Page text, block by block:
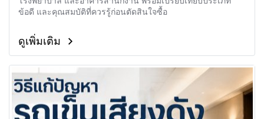
ข้อดี และคุณสมบัติที่ควรรู้ก่อนตัดสินใจซื้อ
ดูเพิ่มเติม